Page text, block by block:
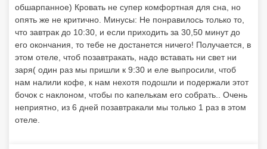
обшарпанное) Кровать не супер комфортная для сна, но
опять же не критично. Минусы: Не понравилось только то,
что завтрак до 10:30, и если приходить за 30,50 минут до
его окончания, то тебе не достанется ничего! Получается, в
этом отеле, чтоб позавтракать, надо вставать ни свет ни
заря( один раз мы пришли к 9:30 и еле выпросили, чтоб
нам налили кофе, к нам нехотя подошли и подержали этот
бочок с наклоном, чтобы по капелькам его собрать.. Очень
неприятно, из 6 дней позавтракали мы только 1 раз в этом
отеле.